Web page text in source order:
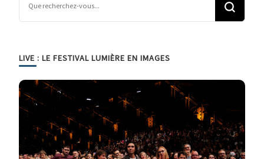
LIVE : LE FESTIVAL LUMIÈRE EN IMAGES